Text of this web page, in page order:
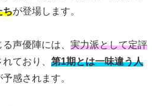
ちが登場します。
声優陣には、 実力派として定評
ており、 第1期とは一味違う人
予感されます。